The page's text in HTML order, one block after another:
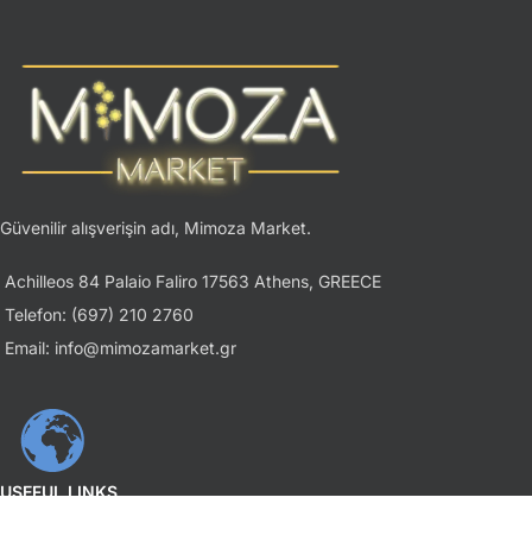
Güvenilir alışverişin adı, Mimoza Market.
Achilleos 84 Palaio Faliro 17563 Athens, GREECE
Telefon: (697) 210 2760
Email: info@mimozamarket.gr
USEFUL LINKS